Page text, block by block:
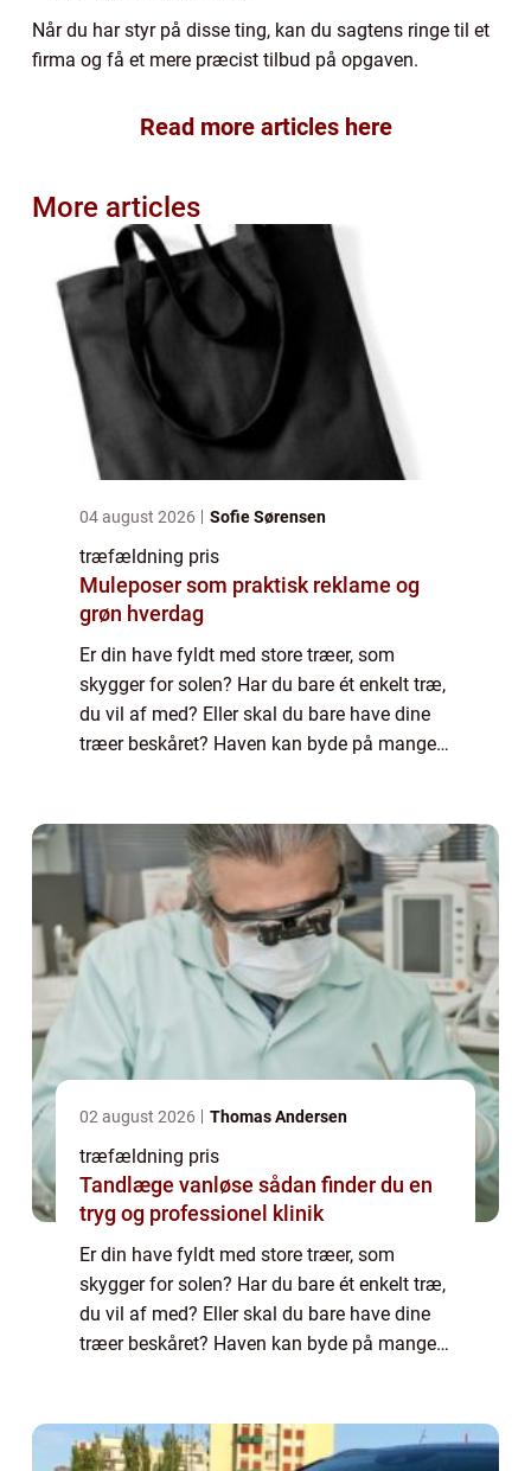
Når du har styr på disse ting, kan du sagtens ringe til et
firma og få et mere præcist tilbud på opgaven.
Read more articles here
More articles
04 august 2026 Sofie Sørensen
træfældning pris
Muleposer som praktisk reklame og
grøn hverdag
Er din have fyldt med store træer, som
skygger for solen? Har du bare ét enkelt træ,
du vil af med? Eller skal du bare have dine
træer beskåret? Haven kan byde på mange
02 august 2026 Thomas Andersen
træfældning pris
Tandlæge vanløse sådan finder du en
tryg og professionel klinik
Er din have fyldt med store træer, som
skygger for solen? Har du bare ét enkelt træ,
du vil af med? Eller skal du bare have dine
træer beskåret? Haven kan byde på mange
tilbyd...